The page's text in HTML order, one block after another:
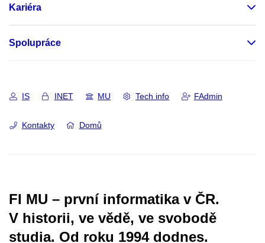
Kariéra
Spolupráce
IS INET MU Tech info FAdmin
Kontakty Domů
FI MU – první informatika v ČR.
V historii, ve vědě, ve svobodě
studia. Od roku 1994 dodnes.